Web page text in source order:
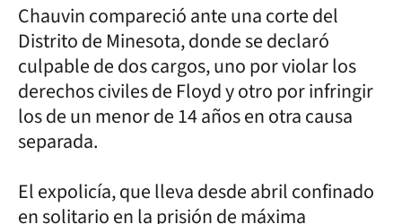
Chauvin compareció ante una corte del
Distrito de Minesota, donde se declaró
culpable de dos cargos, uno por violar los
derechos civiles de Floyd y otro por infringir
los de un menor de 14 años en otra causa
separada.
El expolicía, que lleva desde abril confinado
en solitario en la prisión de máxima